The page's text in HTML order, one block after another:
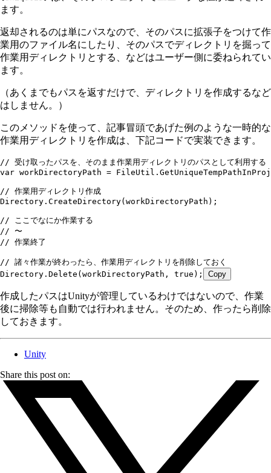
ます。
返却されるのは単にパスなので、そのパスに拡張子をつけて作
業用のファイル名にしたり、そのパスでディレクトリを掘って
作業用ディレクトリとする、などはユーザー側に委ねられてい
ます。
（あくまでもパスを返すだけで、ディレクトリを作成するなど
はしません。）
このメソッドを使って、記事冒頭であげた例のような一時的な
作業用ディレクトリを作成は、下記コードで実装できます。
// 受け取ったパスを、そのまま作業用ディレクトリのパスとして利用する
var workDirectoryPath = FileUtil .
// 作業用ディレクトリ作成
Directory . CreateDirectory(workDirectoryPath);
// ここでなにか作業する
// 〜
// 作業終了
// 諸々作業が終わったら、作業用ディレクトリを削除しておく
Directory . Delete (workDirectoryPath , true ); Copy
作成したパスはUnityが管理しているわけではないので、作業
後に掃除等も自動では行われません。そのため、作ったら削除
しておきます。
Unity
Share this post on: